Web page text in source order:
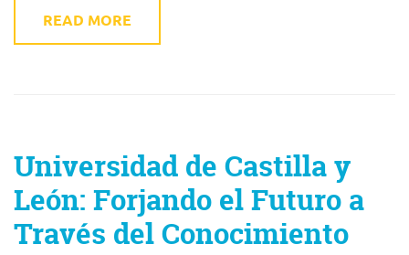
READ MORE
Universidad de Castilla y
León: Forjando el Futuro a
Través del Conocimiento